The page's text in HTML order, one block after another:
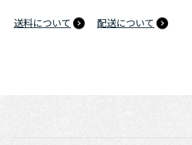
送料について 配送について